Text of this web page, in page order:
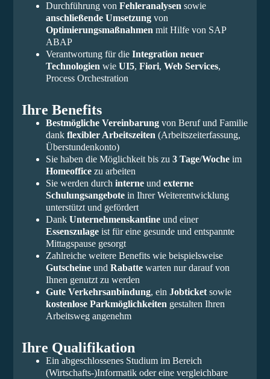
Durchführung von Fehleranalysen sowie
anschließende Umsetzungvon
Optimierungsmaßnahmen mit Hilfe von SAP
ABAP
Verantwortung für die Integration neuer
Technologien wie UI5, Fiori, Web Services,
Process Orchestration
Ihre Benefits
Bestmögliche Vereinbarung von Beruf und Familie
dank flexibler Arbeitszeiten (Arbeitszeiterfassung,
Überstundenkonto)
Sie haben die Möglichkeit bis zu 3 Tage/Wocheim
Homeofficezu arbeiten
Sie werden durch interneund externe
Schulungsangebotein Ihrer Weiterentwicklung
unterstützt und gefördert
Dank Unternehmenskantineund einer
Essenszulage ist für eine gesunde und entspannte
Mittagspause gesorgt
Zahlreiche weitere Benefits wie beispielsweise
Gutscheine und Rabattewarten nur darauf von
Ihnen genutzt zu werden
Gute Verkehrsanbindung, ein Jobticket sowie
kostenlose Parkmöglichkeiten gestalten Ihren
Arbeitsweg angenehm
Ihre Qualifikation
Ein abgeschlossenes Studium im Bereich
(Wirtschafts-)Informatik oder eine vergleichbare